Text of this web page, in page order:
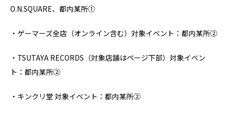
O.N.SQUARE、都内某所①
・ゲーマーズ全店（オンライン含む）対象イベント：都内某所②
・TSUTAYA RECORDS（対象店舗はページ下部）対象イベン
ト：都内某所②
・キンクリ堂 対象イベント：都内某所②